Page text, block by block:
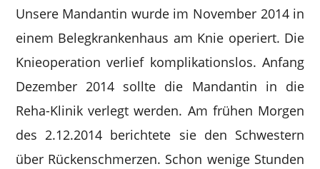
Unsere Mandantin wurde im November 2014 in
einem Belegkrankenhaus am Knie operiert. Die
Knieoperation verlief komplikationslos. Anfang
Dezember 2014 sollte die Mandantin in die
Reha-Klinik verlegt werden. Am frühen Morgen
des 2.12.2014 berichtete sie den Schwestern
über Rückenschmerzen. Schon wenige Stunden